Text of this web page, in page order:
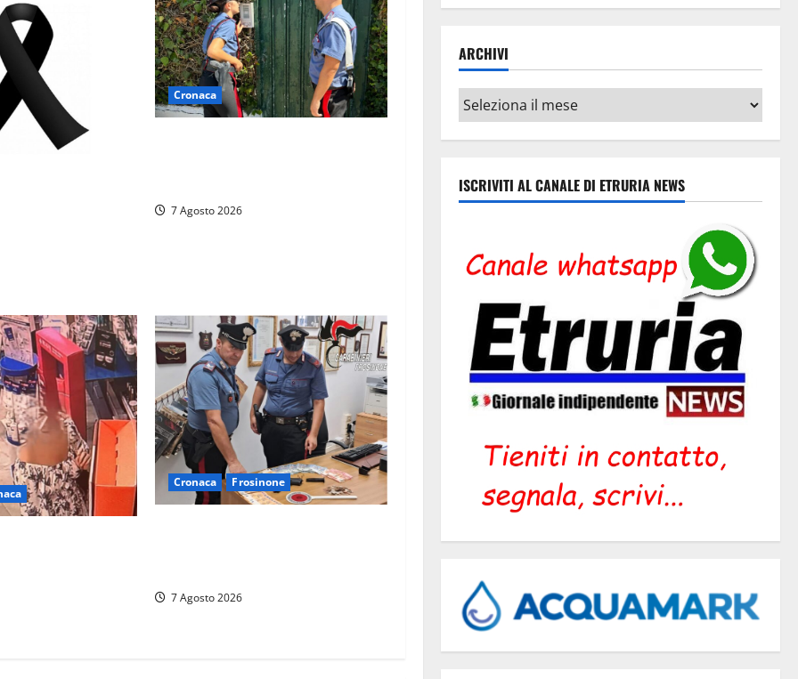
Cronaca
7 Agosto 2026
Cronaca Frosinone
7 Agosto 2026
ARCHIVI
Archivi
ISCRIVITI AL CANALE DI ETRURIA NEWS